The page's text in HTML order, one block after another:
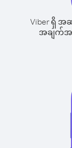
Viber ရှိ
အချက်အ